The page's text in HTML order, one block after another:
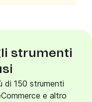
strumenti
di 150 strumenti
e altro